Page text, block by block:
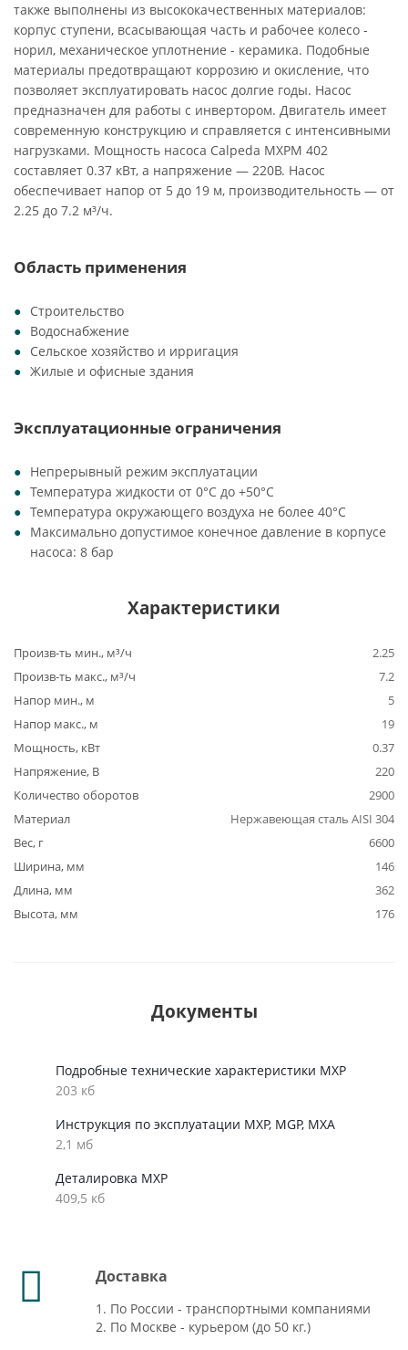
также выполнены из высококачественных материалов:
корпус ступени, всасывающая часть и рабочее колесо -
норил, механическое уплотнение - керамика. Подобные
материалы предотвращают коррозию и окисление, что
позволяет эксплуатировать насос долгие годы. Насос
предназначен для работы с инвертором. Двигатель имеет
современную конструкцию и справляется с интенсивными
нагрузками. Мощность насоса Calpeda MXPM 402
составляет 0.37 кВт, а напряжение — 220В. Насос
обеспечивает напор от 5 до 19 м, производительность — от
2.25 до 7.2 м³/ч.
Область применения
Строительство
Водоснабжение
Сельское хозяйство и ирригация
Жилые и офисные здания
Эксплуатационные ограничения
Непрерывный режим эксплуатации
Температура жидкости от 0°C до +50°C
Температура окружающего воздуха не более 40°C
Максимально допустимое конечное давление в корпусе
насоса: 8 бар
Характеристики
Произв-ть мин., м³/ч
2.25
Произв-ть макс., м³/ч
7.2
Напор мин., м
5
Напор макс., м
19
Мощность, кВт
0.37
Напряжение, В
220
Количество оборотов
2900
Материал
Нержавеющая сталь AISI 304
Вес, г
6600
Ширина, мм
146
Длина, мм
362
Высота, мм
176
Документы
Подробные технические характеристики MXP
203 кб
Инструкция по эксплуатации MXP, MGP, MXA
2,1 мб
Деталировка MXP
409,5 кб
Доставка
1. По России - транспортными компаниями
2. По Москве - курьером (до 50 кг.)